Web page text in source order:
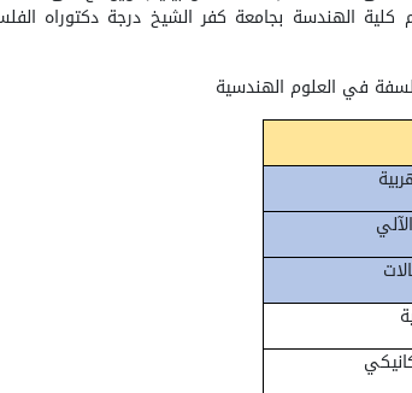
كلية الهندسة بجامعة كفر الشيخ درجة دكتوراه
في العلوم الهندسية
الآلي